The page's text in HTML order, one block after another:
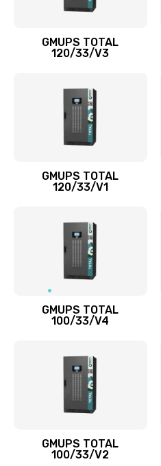
GMUPS TOTAL
120/33/V3
GMUPS TOTAL
120/33/V1
GMUPS TOTAL
100/33/V4
GMUPS TOTAL
100/33/V2